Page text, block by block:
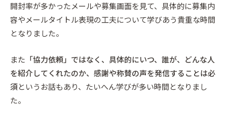
開封率が多かったメールや募集画面を見て、具体的に募集内
容やメールタイトル表現の工夫について学びあう貴重な時間
となりました。
また 「協力依頼」ではなく、具体的にいつ、誰が、どんな人
を紹介してくれたのか、感謝や称賛の声を発信することは必
須というお話もあり、たいへん学びが多い時間となりまし
た。